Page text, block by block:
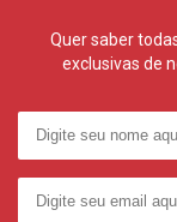
Quer saber
exclusivas de